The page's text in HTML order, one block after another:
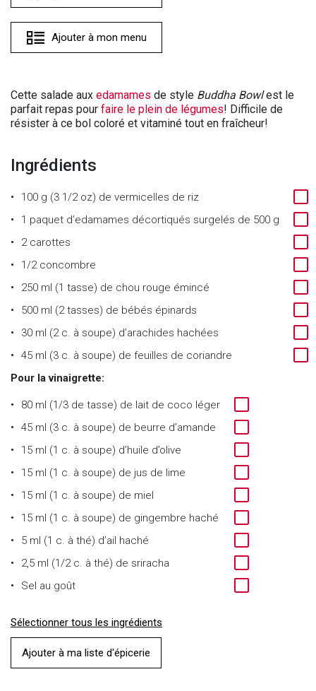
Ajouter à mon menu
Cette salade aux edamames de style Buddha Bowlest le
parfait repas pour faire le plein de légumes! Difficile de
résister à ce bol coloré et vitaminé tout en fraîcheur!
Ingrédients
100 g (3 1/2 oz) de vermicelles de riz
1 paquet d’edamames décortiqués surgelés de 500 g
2 carottes
1/2 concombre
250 ml (1 tasse) de chou rouge émincé
500 ml (2 tasses) de bébés épinards
30 ml (2 c. à soupe) d’arachides hachées
45 ml (3 c. à soupe) de feuilles de coriandre
Pour la vinaigrette:
80 ml (1/3 de tasse) de lait de coco léger
45 ml (3 c. à soupe) de beurre d’amande
15 ml (1 c. à soupe) d’huile d’olive
15 ml (1 c. à soupe) de jus de lime
15 ml (1 c. à soupe) de miel
15 ml (1 c. à soupe) de gingembre haché
5 ml (1 c. à thé) d’ail haché
2,5 ml (1/2 c. à thé) de sriracha
Sel au goût
Sélectionner tous les ingrédients
Ajouter à ma liste d'épicerie